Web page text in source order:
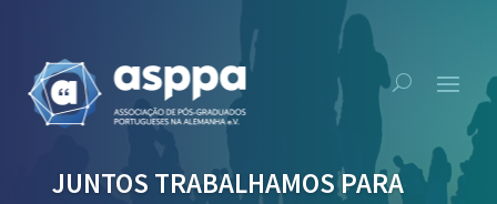
JUNTOS TRABALHAMOS PARA